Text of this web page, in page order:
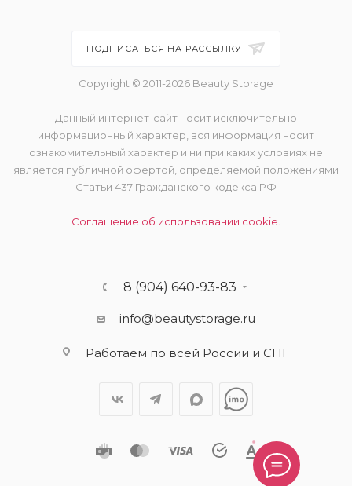
ПОДПИСАТЬСЯ НА РАССЫЛКУ
Copyright © 2011-2026 Beauty Storage
Данный интернет-сайт носит исключительно
информационный характер, вся информация носит
ознакомительный характер и ни при каких условиях не
является публичной офертой, определяемой положениями
Статьи 437 Гражданского кодекса РФ
Соглашение об использовании cookie.
8 (904) 640-93-83
info@beautystorage.ru
Работаем по всей России и СНГ